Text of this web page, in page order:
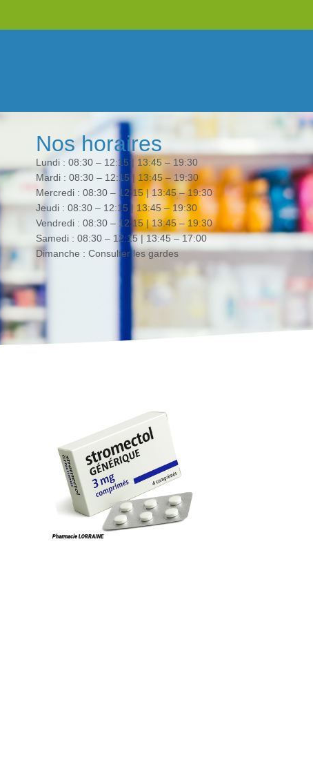
Nos horaires
Lundi : 08:30 – 12:15 | 13:45 – 19:30
Mardi : 08:30 – 12:15 | 13:45 – 19:30
Mercredi : 08:30 – 12:15 | 13:45 – 19:30
Jeudi : 08:30 – 12:15 | 13:45 – 19:30
Vendredi : 08:30 – 12:15 | 13:45 – 19:30
Samedi : 08:30 – 12:15 | 13:45 – 17:00
Dimanche : Consulter les gardes